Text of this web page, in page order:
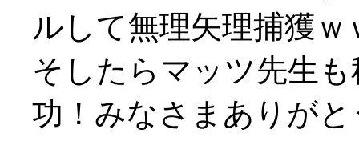
ルして無理矢理捕獲ｗ
そしたらマッツ先生
功！みなさまありが